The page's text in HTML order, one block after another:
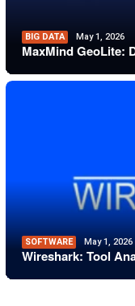
BIG DATA May 1, 2026
MaxMind GeoLite:
SOFTWARE May 1, 2026
Wireshark: Tool